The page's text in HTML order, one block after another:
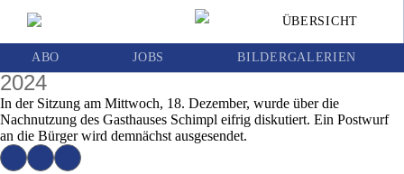
ÜBERSICHT
ABO JOBS BILDERGALERIEN
Gasthaus Schimpl: Gemeinderat Preitenegg
Ausgabe 51 | Donnerstag, 19. Dezember
2024
In der Sitzung am Mittwoch, 18. Dezember, wurde über die
Nachnutzung des Gasthauses Schimpl eifrig diskutiert. Ein Postwurf
an die Bürger wird demnächst ausgesendet.